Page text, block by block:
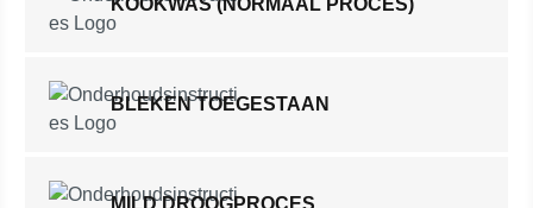
KOOKWAS (NORMAAL PROCES)
BLEKEN TOEGESTAAN
MILD DROOGPROCES